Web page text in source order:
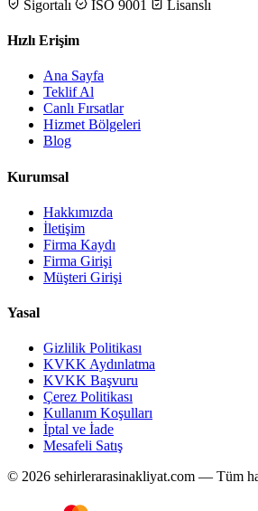
Sigortalı
ISO 9001 Lisanslı
Hızlı Erişim
Ana Sayfa
Teklif Al
Canlı Fırsatlar
Hizmet Bölgeleri
Blog
Kurumsal
Hakkımızda
İletişim
Firma Kaydı
Firma Girişi
Müşteri Girişi
Yasal
Gizlilik Politikası
KVKK Aydınlatma
KVKK Başvuru
Çerez Politikası
Kullanım Koşulları
İptal ve İade
Mesafeli Satış
© 2026 sehirlerarasinakliyat.com — Tüm